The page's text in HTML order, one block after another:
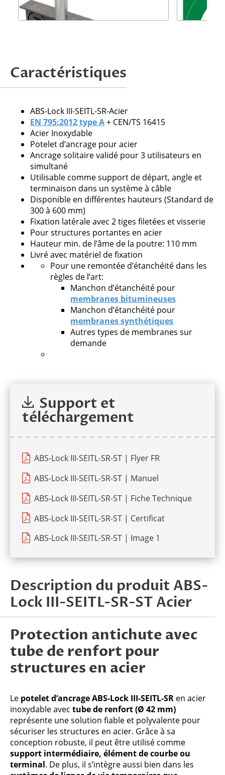
demandes issues de professionnels.
Veuillez
laisser
champ
vide.
Caractéristiques
ABS-Lock III-SEITL-SR-Acier
EN 795:2012 type A+ CEN/TS 16415
Acier Inoxydable
Potelet d’ancrage pour acier
Ancrage solitaire validé pour 3 utilisateurs en
simultané
Utilisable comme support de départ, angle et
terminaison dans un système à câble
Disponible en différentes hauteurs (Standard de
300 à 600 mm)
Fixation latérale avec 2 tiges filetées et visserie
Pour structures portantes en acier
Hauteur min. de l’âme de la poutre: 110 mm
Livré avec matériel de fixation
Pour une remontée d’étanchéité dans les
règles de l’art:
Manchon d’étanchéité pour
membranes bitumineuses
Manchon d’étanchéité pour
membranes synthétiques
Autres types de membranes sur
demande
Support et
téléchargement
ABS-Lock III-SEITL-SR-ST | Flyer FR
ABS-Lock III-SEITL-SR-ST | Manuel
ABS-Lock III-SEITL-SR-ST | Fiche Technique
ABS-Lock III-SEITL-SR-ST | Certificat
ABS-Lock III-SEITL-SR-ST | Image 1
Description du produit ABS-
Lock III-SEITL-SR-ST Acier
Protection antichute avec
tube de renfort pour
structures en acier
Le potelet d’ancrage ABS-Lock III-SEITL-SR en acier
inoxydable avec tube de renfort (Ø 42 mm)
représente une solution fiable et polyvalente pour
sécuriser les structures en acier. Grâce à sa
conception robuste, il peut être utilisé comme
support intermédiaire, élément de courbe ou
terminal. De plus, il s’intègre aussi bien dans les